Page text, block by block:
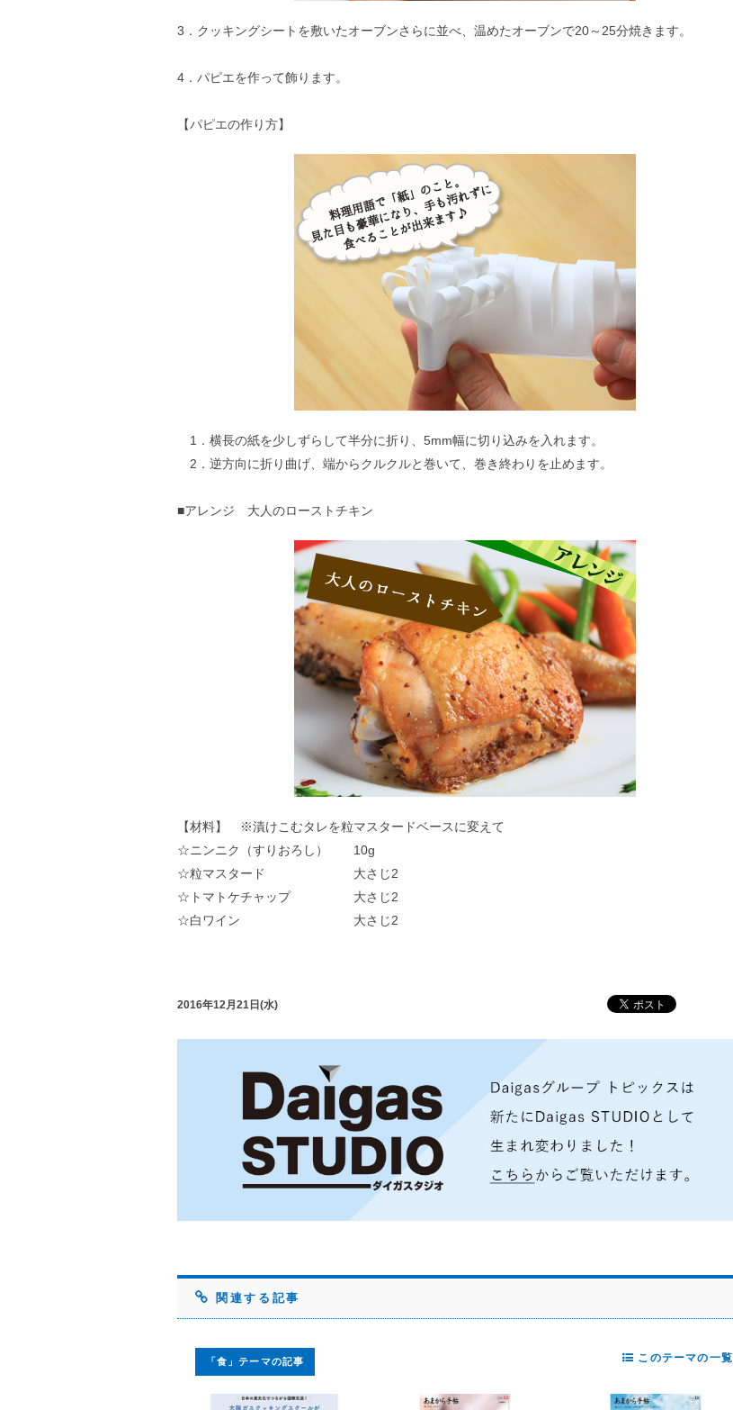
3．クッキングシートを敷いたオーブンさらに並べ、温めたオーブンで20～25分焼きます。
4．パピエを作って飾ります。
【パピエの作り方】
1．横長の紙を少しずらして半分に折り、5mm幅に切り込みを入れます。
2．逆方向に折り曲げ、端からクルクルと巻いて、巻き終わりを止めます。
■アレンジ 大人のローストチキン
【材料】 ※漬けこむタレを粒マスタードベースに変えて
☆ニンニク（すりおろし） 10g
☆粒マスタード 大さじ2
☆トマトケチャップ 大さじ2
☆白ワイン 大さじ2
2016年12月21日(水)
関連する記事
「食」テーマの記事 このテーマの一覧